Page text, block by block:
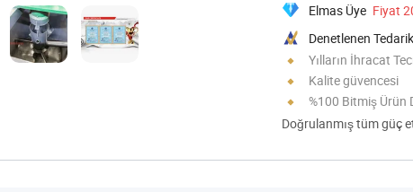
Elmas Üye Fiyat
Denetlenen
Yılların İhracat
Kalite güvencesi
%100 Bitmiş Ürün
Doğrulanmış tüm güç